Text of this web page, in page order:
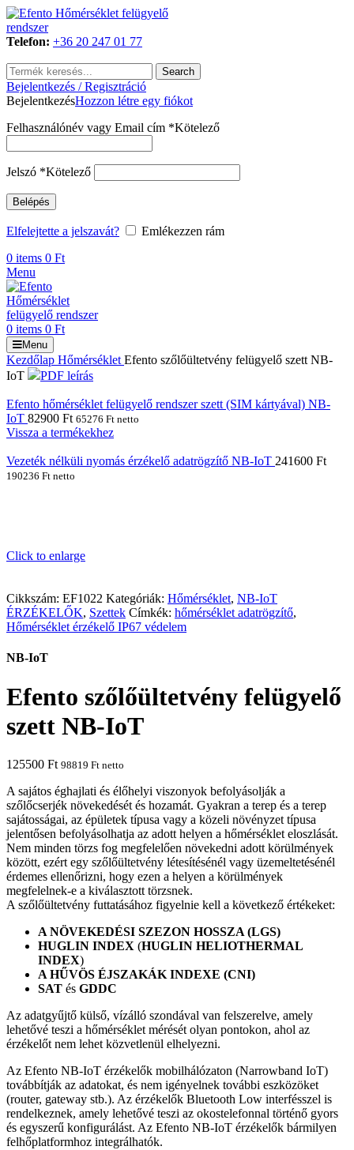
Telefon: +36 20 247 01 77
Search
Bejelentkezés / Regisztráció
BejelentkezésHozzon létre egy fiókot
Felhasználónév vagy Email cím *Kötelező
Jelszó *Kötelező
Belépés
Elfelejtette a jelszavát?
Emlékezzen rám
0 items 0 Ft
Menu
0 items 0 Ft
Menu
Kezdőlap Hőmérséklet Efento szőlőültetvény felügyelő szett NB-
IoT
PDF leírás
Efento hőmérséklet felügyelő rendszer szett (SIM kártyával) NB-
IoT 82900 Ft 65276 Ft netto
Vissza a termékekhez
Vezeték nélküli nyomás érzékelő adatrögzítő NB-IoT 241600 Ft
190236 Ft netto
Click to enlarge
Cikkszám: EF1022 Kategóriák: Hőmérséklet, NB-IoT
ÉRZÉKELŐK, Szettek Címkék: hőmérséklet adatrögzítő,
Hőmérséklet érzékelő IP67 védelem
NB-IoT
Efento szőlőültetvény felügyelő
szett NB-IoT
125500 Ft 98819 Ft netto
A sajátos éghajlati és élőhelyi viszonyok befolyásolják a
szőlőcserjék növekedését és hozamát. Gyakran a terep és a terep
sajátosságai, az épületek típusa vagy a közeli növényzet típusa
jelentősen befolyásolhatja az adott helyen a hőmérséklet eloszlását.
Nem minden törzs fog megfelelően növekedni adott körülmények
között, ezért egy szőlőültetvény létesítésénél vagy üzemeltetésénél
érdemes ellenőrizni, hogy ezen a helyen a körülmények
megfelelnek-e a kiválasztott törzsnek.
A szőlőültetvény futtatásához figyelnie kell a következő értékeket:
A NÖVEKEDÉSI SZEZON HOSSZA (LGS)
HUGLIN INDEX (HUGLIN HELIOTHERMAL
INDEX)
A HŰVÖS ÉJSZAKÁK INDEXE (CNI)
SAT és GDDC
Az adatgyűjtő külső, vízálló szondával van felszerelve, amely
lehetővé teszi a hőmérséklet mérését olyan pontokon, ahol az
érzékelőt nem lehet közvetlenül elhelyezni.
Az Efento NB-IoT érzékelők mobilhálózaton (Narrowband IoT)
továbbítják az adatokat, és nem igényelnek további eszközöket
(router, gateway stb.). Az érzékelők Bluetooth Low interfésszel is
rendelkeznek, amely lehetővé teszi az okostelefonnal történő gyors
és egyszerű konfigurálást. Az Efento NB-IoT érzékelők bármilyen
felhőplatformhoz integrálhatók.